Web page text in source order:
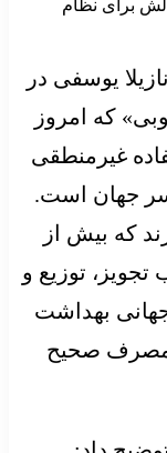
یوسفی در
که امروز
غیرمنطقی
جهان است.
که بیش از
تجویز، توزیع و
بهداشت
مصرف صحیح